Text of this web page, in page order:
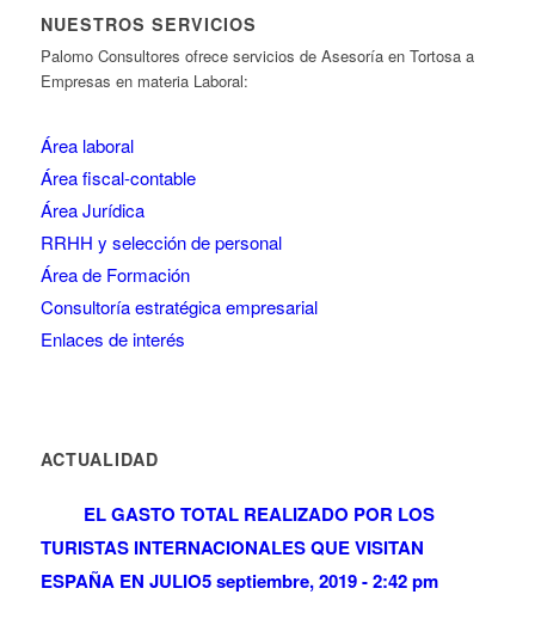
NUESTROS SERVICIOS
Palomo Consultores ofrece servicios de Asesoría en Tortosa a
Empresas en materia Laboral:
Área laboral
Área fiscal-contable
Área Jurídica
RRHH y selección de personal
Área de Formación
Consultoría estratégica empresarial
Enlaces de interés
ACTUALIDAD
EL GASTO TOTAL REALIZADO POR LOS
TURISTAS INTERNACIONALES QUE VISITAN
ESPAÑA EN JULIO5 septiembre, 2019 - 2:42 pm